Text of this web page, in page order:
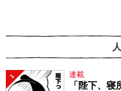
1 連載
「陛下、